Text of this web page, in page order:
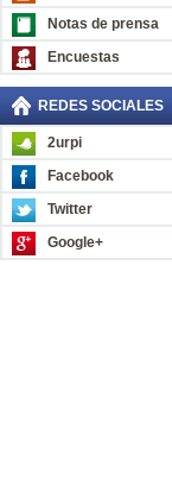
Notas de prensa
Encuestas
REDES SOCIALES
2urpi
Facebook
Twitter
Google+